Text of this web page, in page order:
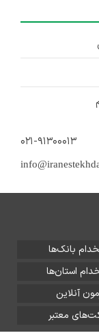
۰۲۱-۹۱۳۰۰۰۱۳
بانک‌ها
استان‌ها
آنلاین
معتبر